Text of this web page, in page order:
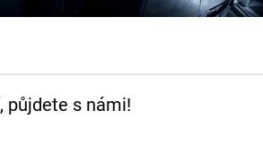
půjdete s námi!